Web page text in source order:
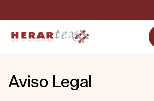
Aviso Legal